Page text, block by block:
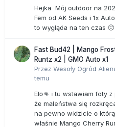
Hejka Mój outdoor na
Fem od AK Seeds i 1x
to wygląda na ten czas 🙂
Fast Bud42 | Mango
Runtz x2 | GMO Auto x1
Przez Wesoły Ogród
temu
Elo👊 i tu wstawiam foty
że maleństwa się
na pewno widzicie o
właśnie Mango Cherry